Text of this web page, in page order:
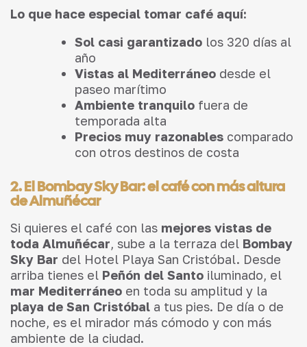
Lo que hace especial tomar café aquí:
Sol casi garantizado los 320 días al
año
Vistas al Mediterráneo desde el
paseo marítimo
Ambiente tranquilo fuera de
temporada alta
Precios muy razonables comparado
con otros destinos de costa
2. El Bombay Sky Bar: el café con más altura
de Almuñécar
Si quieres el café con las mejores vistas de
toda Almuñécar, sube a la terraza del Bombay
Sky Bar del Hotel Playa San Cristóbal. Desde
arriba tienes el Peñón del Santo iluminado, el
mar Mediterráneo en toda su amplitud y la
playa de San Cristóbal a tus pies. De día o de
noche, es el mirador más cómodo y con más
ambiente de la ciudad.